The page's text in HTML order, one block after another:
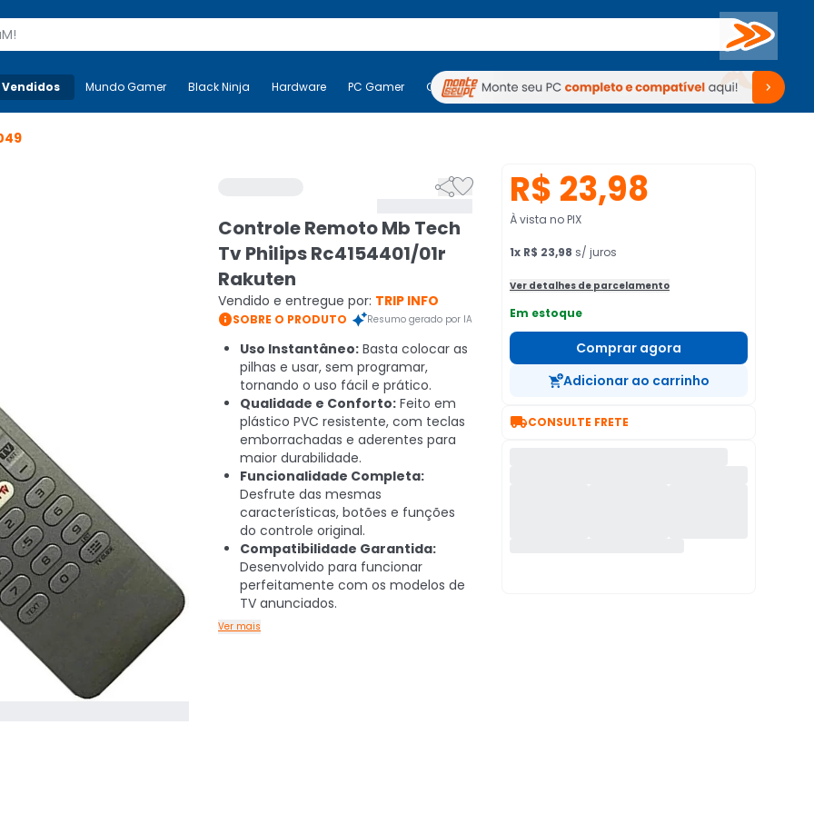
Buscar
Mais-v- Mundo Gamer Black Ninja Hardware PC Gamer Computadores Periféricos TV Venda no KaBuM!
Mundo Gamer Black Ninja Hardware PC Gamer Computadores Periféricos TV Venda no KaBuM!

Controle Remoto Mb Tech
Tv Philips Rc4154401/01r
Rakuten
Vendido e entregue por: TRIP INFO
SOBRE O PRODUTO Resumo gerado por IA
Uso Instantâneo: Basta colocar as
pilhas e usar, sem programar,
tornando o uso fácil e prático.
Qualidade e Conforto: Feito em
plástico PVC resistente, com teclas
emborrachadas e aderentes para
maior durabilidade.
Funcionalidade Completa:
Desfrute das mesmas
características, botões e funções
do controle original.
Compatibilidade Garantida:
Desenvolvido para funcionar
perfeitamente com os modelos de
TV anunciados.
Ver mais
R$ 23,98
À vista no PIX
1x R$ 23,98 s/ juros
Ver detalhes de parcelamento
Em estoque
Comprar agora
Adicionar ao carrinho
CONSULTE FRETE